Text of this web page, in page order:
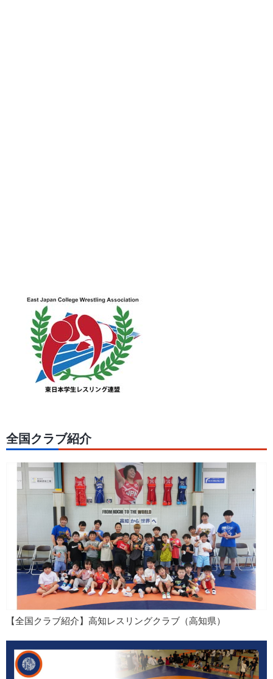
全国クラブ紹介
【全国クラブ紹介】高知レスリングクラブ（高知県）